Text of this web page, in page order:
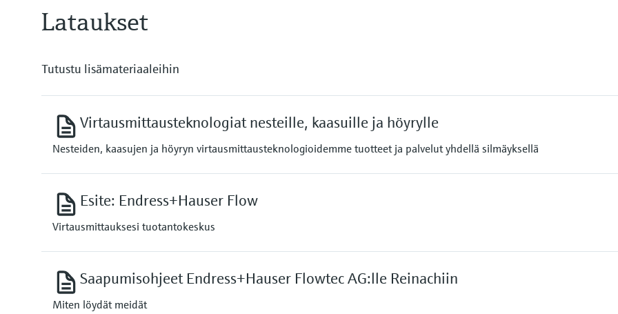
Lataukset
Tutustu lisämateriaaleihin
Virtausmittausteknologiat nesteille, kaasuille ja höyrylle
Nesteiden, kaasujen ja höyryn virtausmittausteknologioidemme tuotteet ja palvelut yhdellä silmäyksellä
Esite: Endress+Hauser Flow
Virtausmittauksesi tuotantokeskus
Saapumisohjeet Endress+Hauser Flowtec AG:lle Reinachiin
Miten löydät meidät